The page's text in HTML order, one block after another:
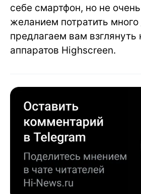
себе смартфон, но не
желанием потратить много
предлагаем вам взглянуть
аппаратов Highscreen.